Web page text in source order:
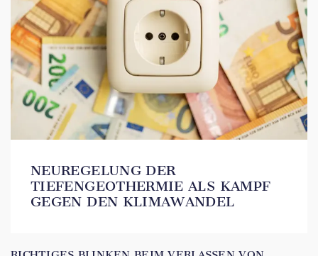
NEUREGELUNG DER
TIEFENGEOTHERMIE ALS KAMPF
GEGEN DEN KLIMAWANDEL